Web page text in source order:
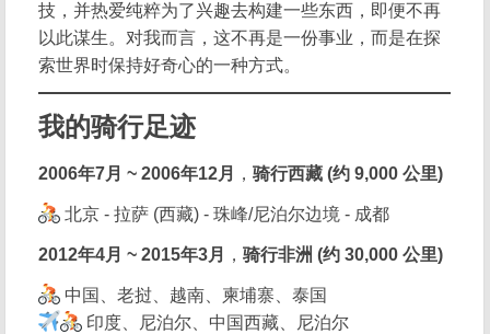
技，并热爱纯粹为了兴趣去构建一些东西，即便不再
以此谋生。对我而言，这不再是一份事业，而是在探
索世界时保持好奇心的一种方式。
我的骑行足迹
2006年7月 ~ 2006年12月 ，骑行西藏 (约 9,000 公里)
北京 - 拉萨 (西藏) - 珠峰/尼泊尔边境 - 成都
2012年4月 ~ 2015年3月 ，骑行非洲 (约 30,000 公里)
中国、老挝、越南、柬埔寨、泰国
印度、尼泊尔、中国西藏、尼泊尔